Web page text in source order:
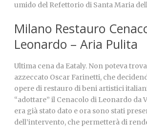
umido del Refettorio di Santa Maria
Milano Restauro
Leonardo – Aria Pulita
Ultima cena da Eataly. Non poteva
azzeccato Oscar Farinetti, che
opere di restauro di beni artistici
“adottare” il Cenacolo di Leonardo da
era già stato dato e ora sono stati
dell’intervento, che permetterà di